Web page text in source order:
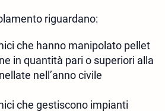
riguardano:
che hanno manipolato pellet
in quantità pari o superiori alla
nell’anno civile
che gestiscono impianti